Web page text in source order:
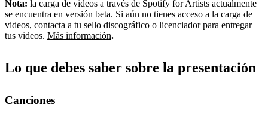
Nota: la carga de videos a través de Spotify for Artists actualmente
se encuentra en versión beta. Si aún no tienes acceso a la carga de
videos, contacta a tu sello discográfico o licenciador para entregar
tus videos. Más información.
Lo que debes saber sobre la presentación
Canciones